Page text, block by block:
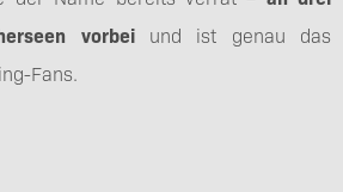
vorbei und ist genau das
Fans.